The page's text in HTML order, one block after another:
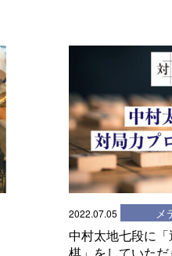
2022.07.05 メ
中村太地七段に